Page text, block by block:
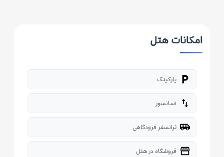
امکانات هتل
local_parking پارکینگ
import_export آسانسور
airport_shuttle ترانسفر فرودگاهی
storefront فروشگاه در هتل